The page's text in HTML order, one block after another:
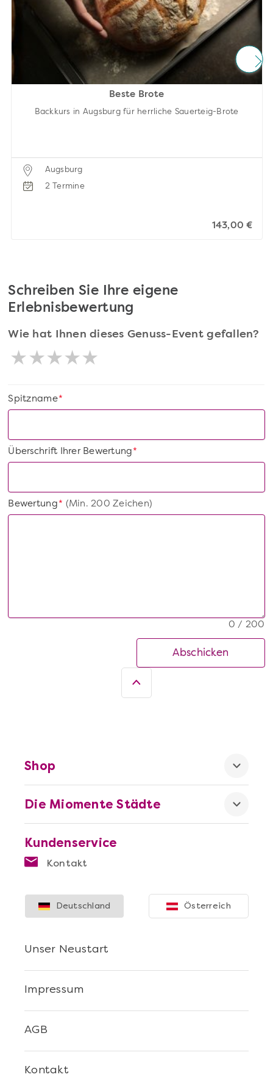
Beste Brote
Backkurs in Augsburg für herrliche Sauerteig-Brote
Augsburg
2 Termine
143,00 €
Schreiben Sie Ihre eigene
Erlebnisbewertung
Wie hat Ihnen dieses Genuss-Event gefallen?
*
Spitzname
*
Überschrift Ihrer Bewertung
*
Bewertung(Min. 200 Zeichen)
0 / 200
Abschicken
Kundenservice
Kontakt
Die Miomente Städte
Shop
Kontakt
AGB
Impressum
Unser Neustart
Deutschland Österreich